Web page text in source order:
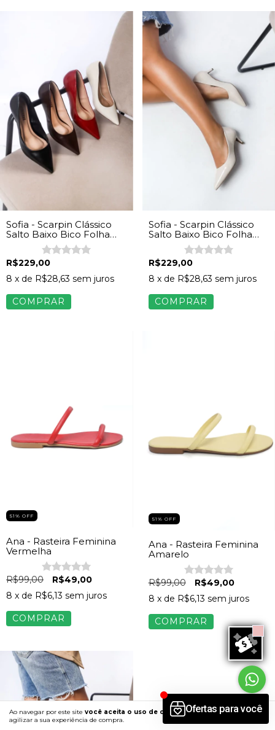
Ao navegar por este site você aceita o uso de cookiespara
agilizar a sua experiência de compra.
Sofia - Scarpin Clássico
Salto Baixo Bico Folha
Feminino Napa Marrom
R$229,00
8 x de R$28,63 sem juros
COMPRAR
Sofia - Scarpin Clássico
Salto Baixo Bico Folha
Feminino Napa Off White
R$229,00
8 x de R$28,63 sem juros
COMPRAR
51 % OFF
Ana - Rasteira Feminina
Vermelha
R$99,00
R$49,00
8 x de R$6,13 sem juros
COMPRAR
51 % OFF
Ana - Rasteira Feminina
Amarelo
R$99,00
R$49,00
8 x de R$6,13 sem juros
COMPRAR